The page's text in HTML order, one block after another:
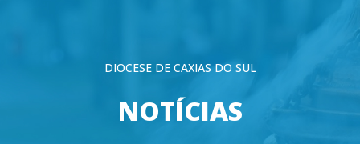
DIOCESE DE CAXIAS DO SUL
NOTÍCIAS